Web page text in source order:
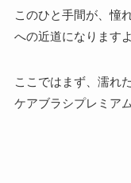
このひと手間が、憧
への近道になりますよ
ここではまず、濡れ
ケアブラシプレミア